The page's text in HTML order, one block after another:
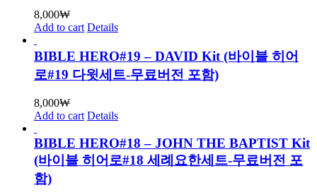
8,000₩
Add to cart Details
BIBLE HERO#19 – DAVID Kit (바이블 히어
로#19 다윗세트-무료버전 포함)
8,000₩
Add to cart Details
BIBLE HERO#18 – JOHN THE BAPTIST Kit
(바이블 히어로#18 세례요한세트-무료버전 포
함)